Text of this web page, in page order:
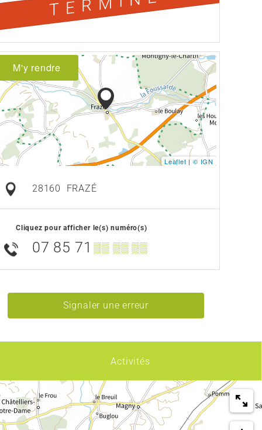
M'y rendre
Leaflet |© IGN
28160 FRAZÉ
Cliquez pour afficher le(s) numéro(s)
07 85 71 ▒▒ ▒▒ ▒▒
Signaler une erreur
Activités